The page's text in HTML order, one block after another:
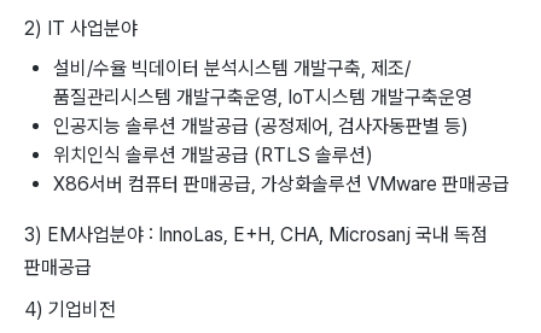
2) IT 사업분야
설비/수율 빅데이터 분석시스템 개발구축, 제조/
품질관리시스템 개발구축운영, IoT시스템 개발구축운영
인공지능 솔루션 개발공급 (공정제어, 검사자동판별 등)
위치인식 솔루션 개발공급 (RTLS 솔루션)
X86서버 컴퓨터 판매공급, 가상화솔루션 VMware 판매공급
3) EM사업분야 : InnoLas, E+H, CHA, Microsanj 국내 독점
판매공급
4) 기업비전